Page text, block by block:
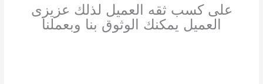
على كسب ثقه العميل لذلك عزيزى
العميل يمكنك الوثوق بنا وبعملنا